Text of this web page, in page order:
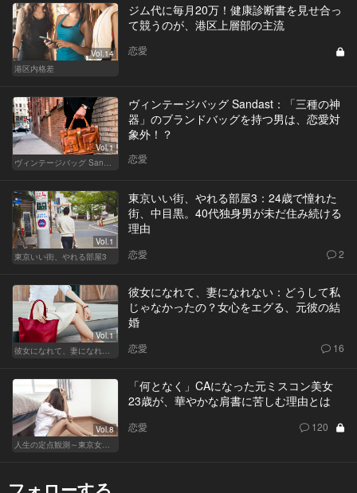
Vol.14
港区内格差
ジム代に毎月20万！健康診断書を見せ合っ
て競うのが、港区上層部の主流
恋愛
Vol.1
ヴィンテージバッグ Sandast：「三種の神
器」のブランドバッグを持つ男は、恋愛対
象外！？
恋愛
Vol.1
東京いい街、やれる部屋3
東京いい街、やれる部屋3：24歳で憧れた
街、中目黒。40代独身男が未だ住み続ける
理由
恋愛 2
Vol.1
彼女になれて、妻になれない：どうして私
じゃなかったの？女心をエグる、元彼の結
婚
恋愛 16
Vol.8
「何となく」CAになった元ミスコン美女
23歳が、華やかな肩書に苦しむ理由とは
恋愛 120